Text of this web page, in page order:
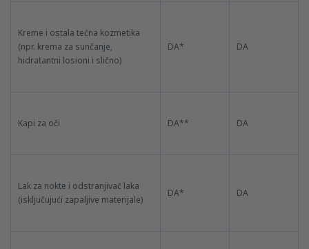
Kreme i ostala tečna kozmetika
(npr. krema za sunčanje,
hidratantni losioni i slično)
DA* DA
Kapi za oči DA** DA
Lak za nokte i odstranjivač laka
(isključujući zapaljive materijale)
DA* DA